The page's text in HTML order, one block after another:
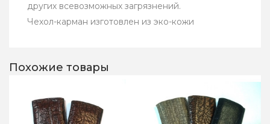
других всевозможных загрязнений.
Чехол-карман изготовлен из эко-кожи
Похожие товары